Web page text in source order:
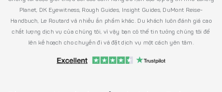
Planet, DK Eyewitness, Rough Guides, Insight Guides, DuMont Reise-
Handbuch, Le Routard và nhiều ấn phẩm khác. Du khách luôn đánh giá cao
chất lượng dịch vụ của chúng tôi, vì vậy bạn có thể tin tưởng chúng tôi để
lên kế hoạch cho chuyến đi và đặt dịch vụ một cách yên tâm.